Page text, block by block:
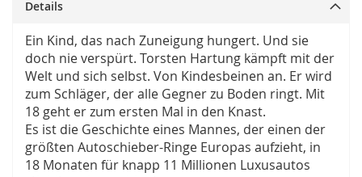
Details
Ein Kind, das nach Zuneigung hungert. Und sie
doch nie verspürt. Torsten Hartung kämpft mit der
Welt und sich selbst. Von Kindesbeinen an. Er wird
zum Schläger, der alle Gegner zu Boden ringt. Mit
18 geht er zum ersten Mal in den Knast.
Es ist die Geschichte eines Mannes, der einen der
größten Autoschieber-Ringe Europas aufzieht, in
18 Monaten für knapp 11 Millionen Luxusautos